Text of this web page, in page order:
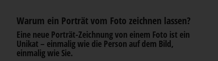
Warum ein Porträt vom Foto zeichnen lassen?
Eine neue Porträt-Zeichnung von einem Foto ist ein
Unikat – einmalig wie die Person auf dem Bild,
einmalig wie Sie.